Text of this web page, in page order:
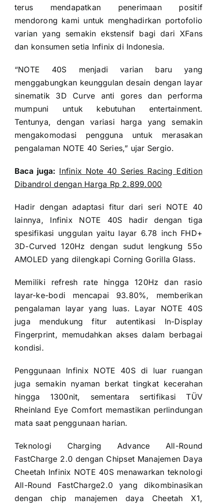
terus mendapatkan penerimaan positif
mendorong kami untuk menghadirkan portofolio
varian yang semakin ekstensif bagi dari XFans
dan konsumen setia Infinix di Indonesia.
“NOTE 40S menjadi varian baru yang
menggabungkan keunggulan desain dengan layar
sinematik 3D Curve anti gores dan performa
mumpuni untuk kebutuhan entertainment.
Tentunya, dengan variasi harga yang semakin
mengakomodasi pengguna untuk merasakan
pengalaman NOTE 40 Series,” ujar Sergio.
Baca juga: Infinix Note 40 Series Racing Edition
Dibandrol dengan Harga Rp 2.899.000
Hadir dengan adaptasi fitur dari seri NOTE 40
lainnya, Infinix NOTE 40S hadir dengan tiga
spesifikasi unggulan yaitu layar 6.78 inch FHD+
3D-Curved 120Hz dengan sudut lengkung 55o
AMOLED yang dilengkapi Corning Gorilla Glass.
Memiliki refresh rate hingga 120Hz dan rasio
layar-ke-bodi mencapai 93.80%, memberikan
pengalaman layar yang luas. Layar NOTE 40S
juga mendukung fitur autentikasi In-Display
Fingerprint, memudahkan akses dalam berbagai
kondisi.
Penggunaan Infinix NOTE 40S di luar ruangan
juga semakin nyaman berkat tingkat kecerahan
hingga 1300nit, sementara sertifikasi TÜV
Rheinland Eye Comfort memastikan perlindungan
mata saat penggunaan harian.
Teknologi Charging Advance All-Round
FastCharge 2.0 dengan Chipset Manajemen Daya
Cheetah Infinix NOTE 40S menawarkan teknologi
All-Round FastCharge2.0 yang dikombinasikan
dengan chip manajemen daya Cheetah X1,